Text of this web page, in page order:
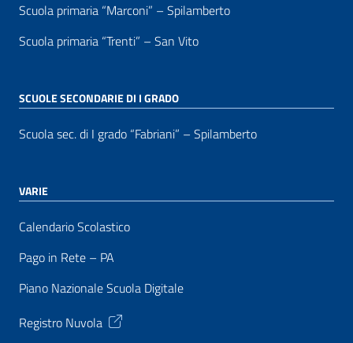
Scuola primaria “Marconi” – Spilamberto
Scuola primaria “Trenti” – San Vito
SCUOLE SECONDARIE DI I GRADO
Scuola sec. di I grado “Fabriani” – Spilamberto
VARIE
Calendario Scolastico
Pago in Rete – PA
Piano Nazionale Scuola Digitale
Registro Nuvola